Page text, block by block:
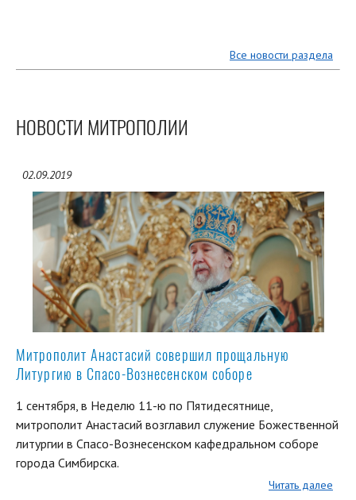
Все новости раздела
НОВОСТИ МИТРОПОЛИИ
02.09.2019
Митрополит Анастасий совершил прощальную
Литургию в Спасо-Вознесенском соборе
1 сентября, в Неделю 11-ю по Пятидесятнице,
митрополит Анастасий возглавил служение Божественной
литургии в Спасо-Вознесенском кафедральном соборе
города Симбирска.
Читать далее